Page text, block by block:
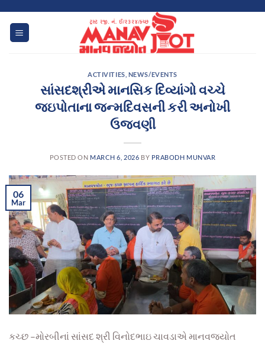
content
ACTIVITIES NEWS/EVENTS
સાંસદશ્રીએ માનસિક દિવ્યાંગો વચ્ચે
જઇપોતાના જન્મદિવસની કરી અનોખી
ઉજવણી
POSTED ON MARCH 6, 2026 BY PRABODH MUNVAR
06
Mar
કચ્છ –મોરબીનાં સાંસદ શ્રી વિનોદભાઇ ચાવડાએ માનવજ્યોત